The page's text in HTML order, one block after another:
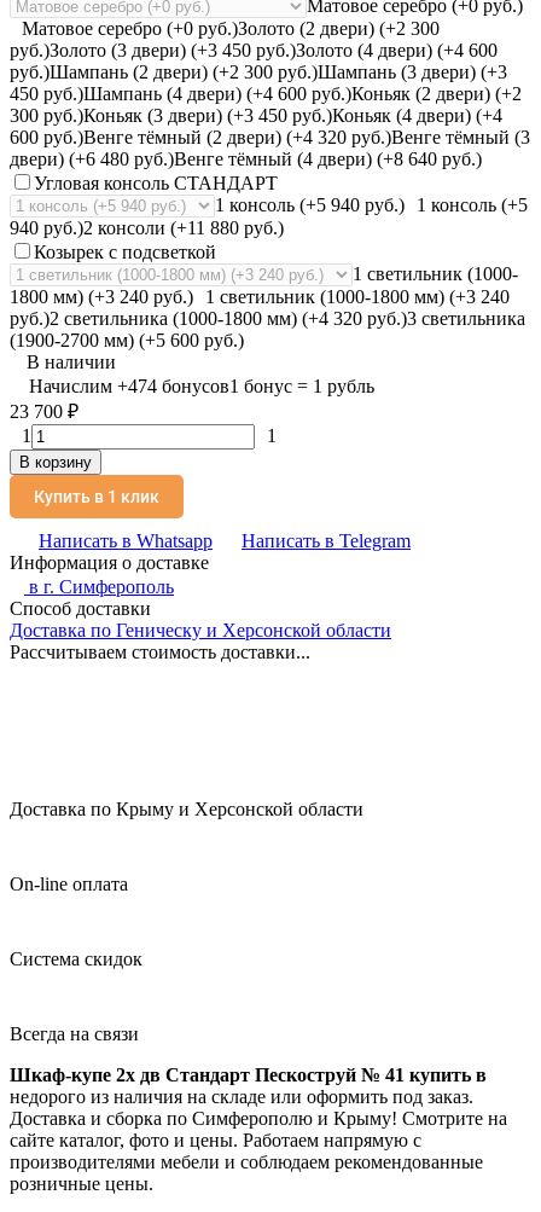
Матовое серебро (+0 руб.)
Матовое серебро (+0 руб.)Золото (2 двери) (+2 300
руб.)Золото (3 двери) (+3 450 руб.)Золото (4 двери) (+4 600
руб.)Шампань (2 двери) (+2 300 руб.)Шампань (3 двери) (+3
450 руб.)Шампань (4 двери) (+4 600 руб.)Коньяк (2 двери) (+2
300 руб.)Коньяк (3 двери) (+3 450 руб.)Коньяк (4 двери) (+4
600 руб.)Венге тёмный (2 двери) (+4 320 руб.)Венге тёмный (3
двери) (+6 480 руб.)Венге тёмный (4 двери) (+8 640 руб.)
Угловая консоль СТАНДАРТ
1 консоль (+5 940 руб.)
1 консоль (+5
940 руб.)2 консоли (+11 880 руб.)
Козырек с подсветкой
1 светильник (1000-
1800 мм) (+3 240 руб.)
1 светильник (1000-1800 мм) (+3 240
руб.)2 светильника (1000-1800 мм) (+4 320 руб.)3 светильника
(1900-2700 мм) (+5 600 руб.)
В наличии
Начислим +474 бонусов1 бонус = 1 рубль
23 700 ₽
1
1
В корзину
Купить в 1 клик
Написать в Whatsapp
Написать в Telegram
Информация о доставке
в г. Симферополь
Способ доставки
Доставка по Геническу и Херсонской области
Рассчитываем стоимость доставки...
Доставка по Крыму и Херсонской области
On-line оплата
Система скидок
Всегда на связи
Шкаф-купе 2х дв Стандарт Пескоструй № 41 купить в
недорого из наличия на складе или оформить под заказ.
Доставка и сборка по Симферополю и Крыму! Смотрите на
сайте каталог, фото и цены. Работаем напрямую с
производителями мебели и соблюдаем рекомендованные
розничные цены.